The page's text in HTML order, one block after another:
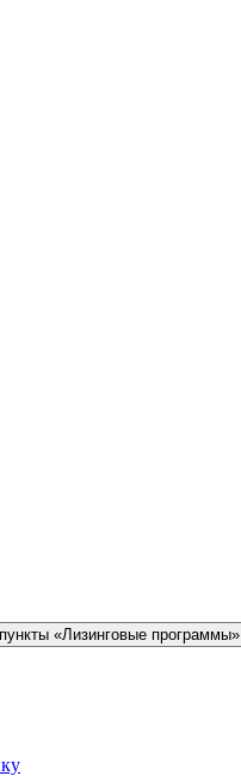
«Лизинговые программы»